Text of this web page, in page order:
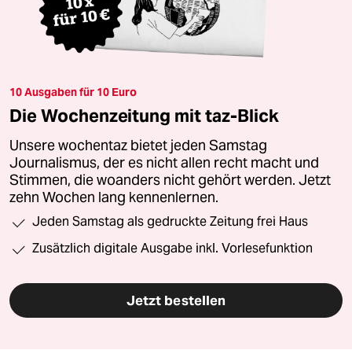
10 Ausgaben für 10 Euro
Die Wochenzeitung mit taz-Blick
Unsere wochentaz bietet jeden Samstag
Journalismus, der es nicht allen recht macht und
Stimmen, die woanders nicht gehört werden. Jetzt
zehn Wochen lang kennenlernen.
Jeden Samstag als gedruckte Zeitung frei Haus
Zusätzlich digitale Ausgabe inkl. Vorlesefunktion
Jetzt bestellen